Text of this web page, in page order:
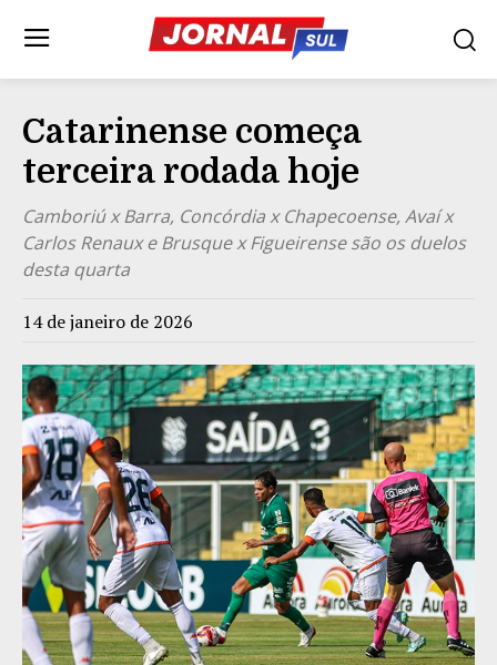
Catarinense começa
terceira rodada hoje
Camboriú x Barra, Concórdia x Chapecoense, Avaí x
Carlos Renaux e Brusque x Figueirense são os duelos
desta quarta
14 de janeiro de 2026